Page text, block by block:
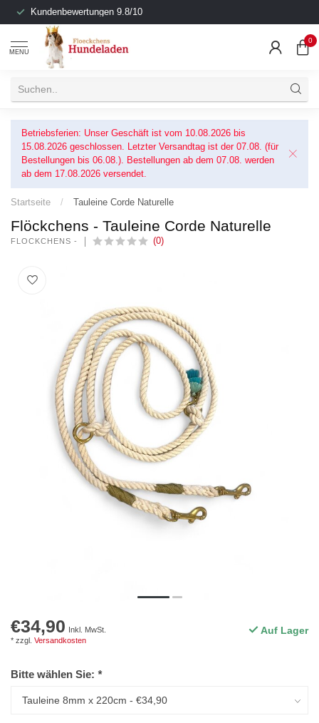
Kundenbewertungen 9.8/10
MENU
0
Betriebsferien: Unser Geschäft ist vom 10.08.2026 bis
15.08.2026 geschlossen. Letzter Versandtag ist der 07.08. (für
Bestellungen bis 06.08.). Bestellungen ab dem 07.08. werden
ab dem 17.08.2026 versendet.
Startseite / Tauleine Corde Naturelle
Flöckchens - Tauleine Corde Naturelle
FLÖCKCHENS - (0)
€34,90
Inkl. MwSt.
* zzgl. Versandkosten
Auf Lager
Bitte wählen Sie: *